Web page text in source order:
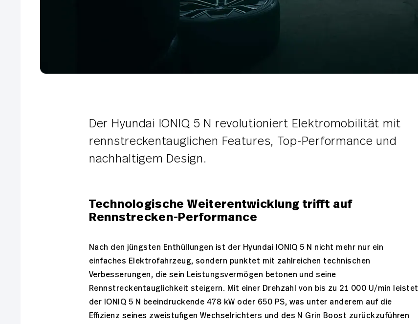
Der Hyundai IONIQ 5 N revolutioniert Elektromobilität mit
rennstreckentauglichen Features, Top-Performance und
nachhaltigem Design.
Technologische Weiterentwicklung trifft auf
Rennstrecken-Performance
Nach den jüngsten Enthüllungen ist der Hyundai IONIQ 5 N nicht mehr nur ein
einfaches Elektrofahrzeug, sondern punktet mit zahlreichen technischen
Verbesserungen, die sein Leistungsvermögen betonen und seine
Rennstreckentauglichkeit steigern. Mit einer Drehzahl von bis zu 21 000 U/min leistet
der IONIQ 5 N beeindruckende 478 kW oder 650 PS, was unter anderem auf die
Effizienz seines zweistufigen Wechselrichters und des N Grin Boost zurückzuführen